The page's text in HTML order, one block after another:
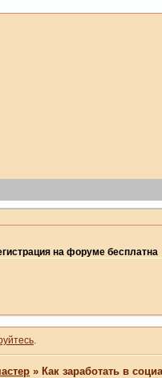
на форуме бесплатна
.
»Как заработать в